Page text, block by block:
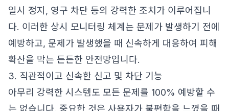
일시 정지, 영구 차단 등의 강력한 조치가 이루어집니
다. 이러한 상시 모니터링 체계는 문제가 발생하기 전에
예방하고, 문제가 발생했을 때 신속하게 대응하여 피해
확산을 막는 든든한 안전망입니다.
3. 직관적이고 신속한 신고 및 차단 기능
아무리 강력한 시스템도 모든 문제를 100% 예방할 수
는 없습니다. 중요한 것은 사용자가 불편함을 느꼈을 때